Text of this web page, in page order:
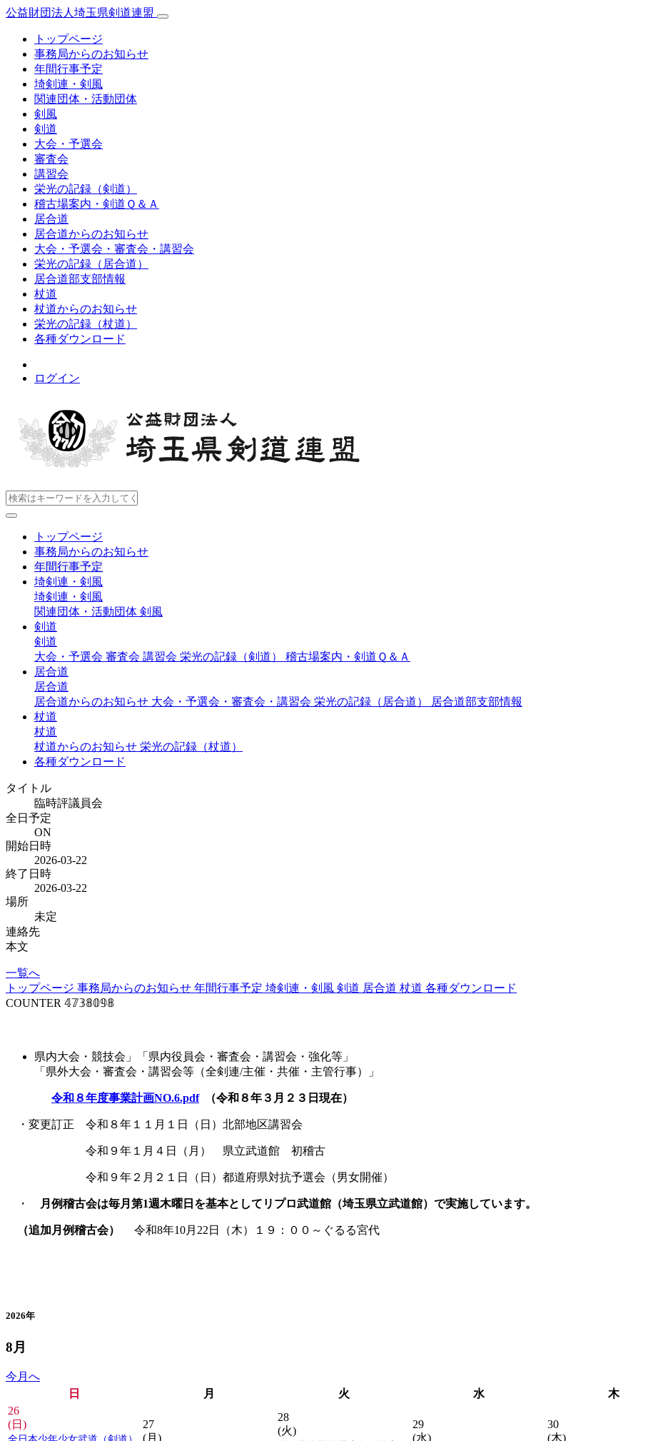
公益財団法人埼玉県剣道連盟
トップページ
事務局からのお知らせ
年間行事予定
埼剣連・剣風
関連団体・活動団体
剣風
剣道
大会・予選会
審査会
講習会
栄光の記録（剣道）
稽古場案内・剣道Ｑ＆Ａ
居合道
居合道からのお知らせ
大会・予選会・審査会・講習会
栄光の記録（居合道）
居合道部支部情報
杖道
杖道からのお知らせ
栄光の記録（杖道）
各種ダウンロード
ログイン
トップページ
事務局からのお知らせ
年間行事予定
埼剣連・剣風
埼剣連・剣風
関連団体・活動団体 剣風
剣道
剣道
大会・予選会 審査会 講習会 栄光の記録（剣道） 稽古場案内・剣道Ｑ＆Ａ
居合道
居合道
居合道からのお知らせ 大会・予選会・審査会・講習会 栄光の記録（居合道）
居合道部支部情報
杖道
杖道
杖道からのお知らせ 栄光の記録（杖道）
各種ダウンロード
タイトル
臨時評議員会
全日予定
ON
開始日時
2026-03-22
終了日時
2026-03-22
場所
未定
連絡先
本文
一覧へ
トップページ 事務局からのお知らせ 年間行事予定 埼剣連・剣風 剣道 居合道 杖道 各種ダウンロード
COUNTER 𝟜𝟟𝟛𝟠𝟘𝟡𝟠
県内大会・競技会」「県内役員会・審査会・講習会・強化等」
「県外大会・審査会・講習会等（全剣連/主催・共催・主管行事）」
令和８年度事業計画NO.6.pdf（令和８年３月２３日現在）
・変更訂正 令和８年１１月１日（日）北部地区講習会
令和９年１月４日（月） 県立武道館 初稽古
令和９年２月２１日（日）都道府県対抗予選会（男女開催）
・ 月例稽古会は毎月第1週木曜日を基本としてリプロ武道館（埼玉県立武道館）で実施しています。
（追加月例稽古会） 令和8年10月22日（木）１９：００～ぐるる宮代
2026年
8月
今月へ
日
月 火 水 木
26
(日)
27
(月)
28
(火)
29
(水)
30
(木)